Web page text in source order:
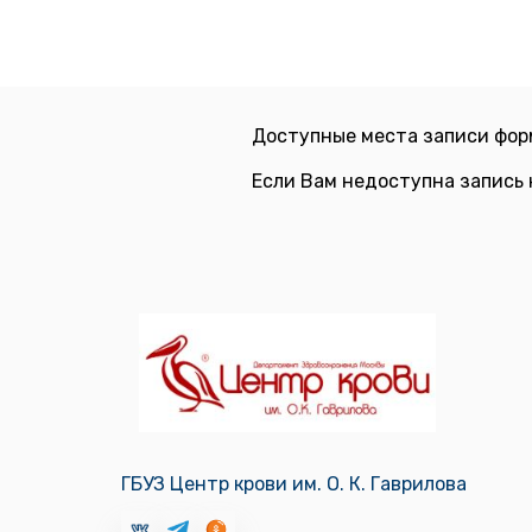
Доступные места записи
Если Вам недоступна
ГБУЗ Центр крови им. О. К. Гаврилова